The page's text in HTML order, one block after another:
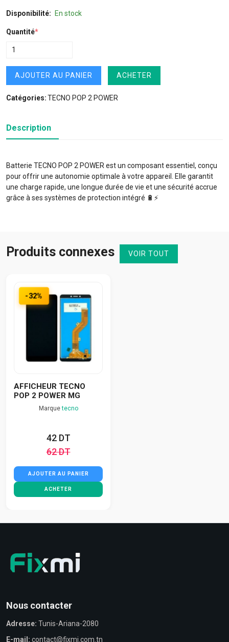
Disponibilité: En stock
Quantité*
AJOUTER AU PANIER ACHETER
Catégories:TECNO POP 2 POWER
Description
Batterie TECNO POP 2 POWER est un composant essentiel, conçu
pour offrir une autonomie optimale à votre appareil. Elle garantit
une charge rapide, une longue durée de vie et une sécurité accrue
grâce à ses systèmes de protection intégré 🔋⚡️
Produits connexes VOIR TOUT
-32%
AFFICHEUR TECNO
POP 2 POWER MG
Marquetecno
42 DT
62 DT
AJOUTER AU PANIER
ACHETER
Nous contacter
Adresse: Tunis-Ariana-2080
E-mail: contact@fixmi.com.tn